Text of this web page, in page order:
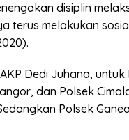
disiplin
terus melakukan
Dedi Juhana,
dan Polsek
Polsek